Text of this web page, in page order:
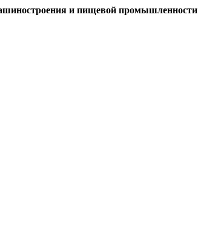
и пищевой промышленности